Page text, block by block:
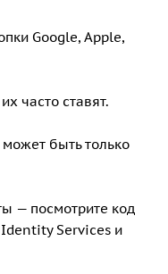
Google, Apple,
часто ставят.
быть только
— посмотрите код
Identity Services и